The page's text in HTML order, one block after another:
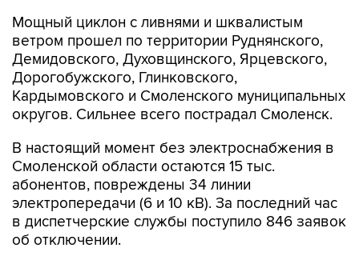
Мощный циклон с ливнями и шквалистым
ветром прошел по территории Руднянского,
Демидовского, Духовщинского, Ярцевского,
Дорогобужского, Глинковского,
Кардымовского и Смоленского муниципальных
округов. Сильнее всего пострадал Смоленск.
В настоящий момент без электроснабжения в
Смоленской области остаются 15 тыс.
абонентов, повреждены 34 линии
электропередачи (6 и 10 кВ). За последний час
в диспетчерские службы поступило 846 заявок
об отключении.